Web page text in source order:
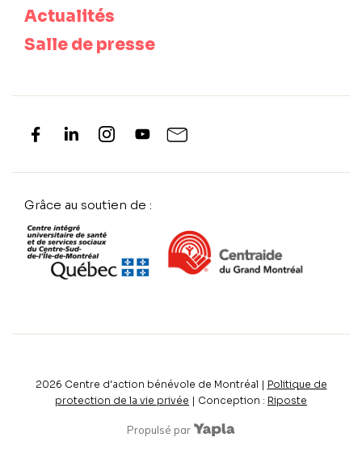
Actualités
Salle de presse
Grâce au soutien de :
2026 Centre d'action bénévole de Montréal | Politique de
protection de la vie privée | Conception : Riposte
Propulsé par